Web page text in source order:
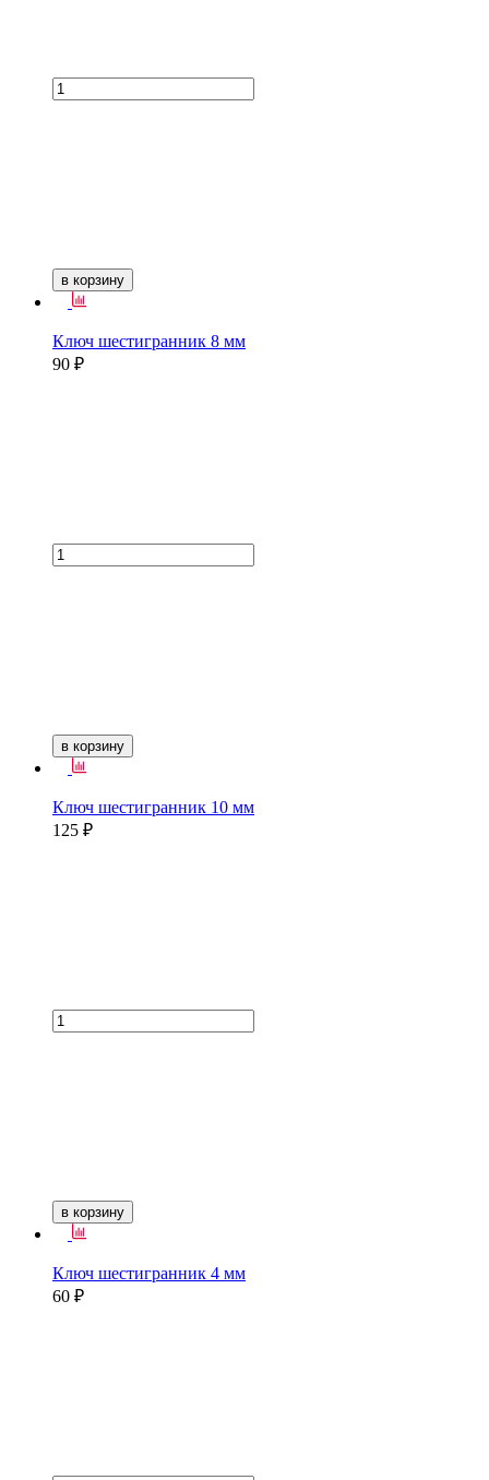
в корзину
Ключ шестигранник 8 мм
90 ₽
в корзину
Ключ шестигранник 10 мм
125 ₽
в корзину
Ключ шестигранник 4 мм
60 ₽